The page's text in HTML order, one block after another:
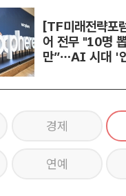
[TF미래전략포
어 전무 "10명
만”…AI 시대 '
경제
연예